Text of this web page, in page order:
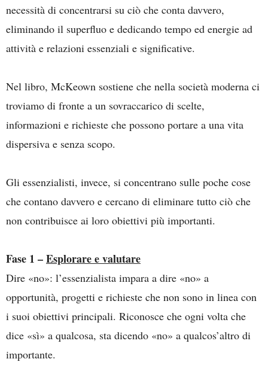
necessità di concentrarsi su ciò che conta davvero,
eliminando il superfluo e dedicando tempo ed energie ad
attività e relazioni essenziali e significative.
Nel libro, McKeown sostiene che nella società moderna ci
troviamo di fronte a un sovraccarico di scelte,
informazioni e richieste che possono portare a una vita
dispersiva e senza scopo.
Gli essenzialisti, invece, si concentrano sulle poche cose
che contano davvero e cercano di eliminare tutto ciò che
non contribuisce ai loro obiettivi più importanti.
Fase 1 –Esplorare e valutare
Dire «no»: l’essenzialista impara a dire «no» a
opportunità, progetti e richieste che non sono in linea con
i suoi obiettivi principali. Riconosce che ogni volta che
dice «sì» a qualcosa, sta dicendo «no» a qualcos’altro di
importante.